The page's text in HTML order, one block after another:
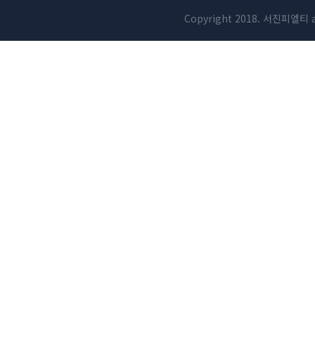
Copyright 2018. 서진피엘